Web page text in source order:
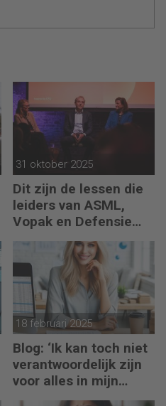
31 oktober 2025
Dit zijn de lessen die
leiders van ASML,
Vopak en Defensie
toepassen in
turbulente tijden
18 februari 2025
Blog: ‘Ik kan toch niet
verantwoordelijk zijn
voor alles in mijn
waardeketen?’